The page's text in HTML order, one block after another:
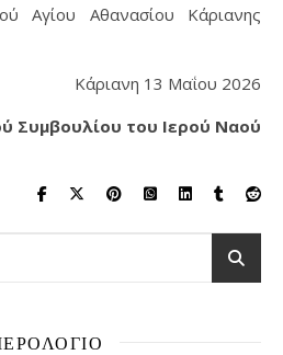
Αγίου Αθανασίου Κάριανης
Κάριανη 13 Μαΐου 2026
Συμβουλίου του Ιερού Ναού